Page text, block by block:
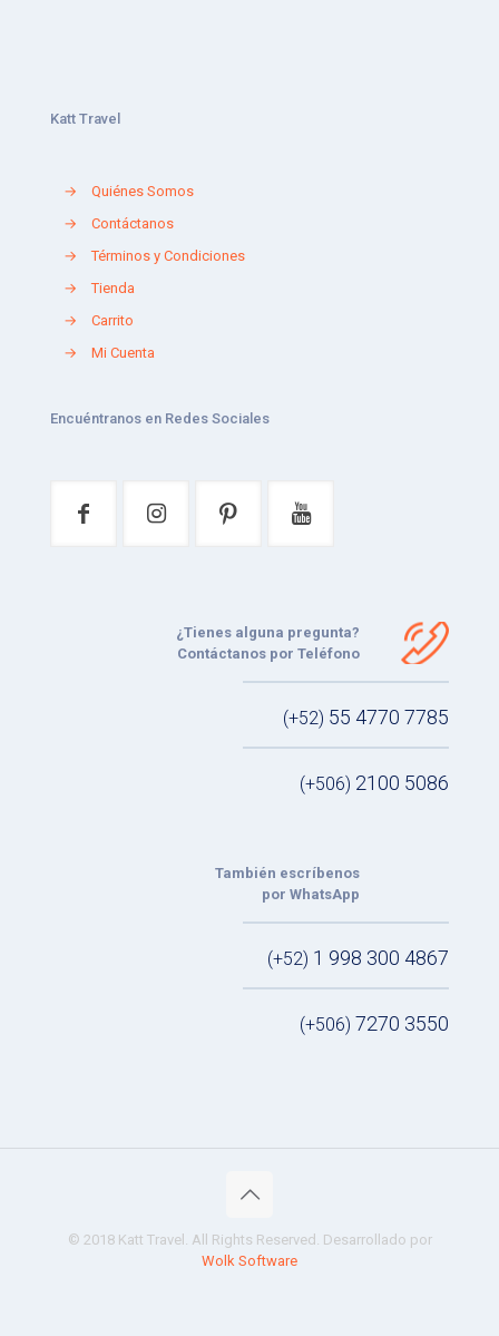
Katt Travel
→
Quiénes Somos
→
Contáctanos
→
Términos y Condiciones
→
Tienda
→
Carrito
→
Mi Cuenta
Encuéntranos en Redes Sociales
¿Tienes alguna pregunta?
Contáctanos por Teléfono
(+52) 55 4770 7785
(+506) 2100 5086
También escríbenos
por WhatsApp
(+52) 1 998 300 4867
(+506) 7270 3550
© 2018 Katt Travel. All Rights Reserved. Desarrollado por
Wolk Software